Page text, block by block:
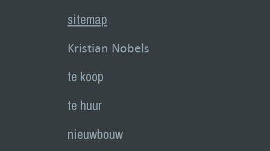
sitemap
Kristian Nobels
te koop
te huur
nieuwbouw